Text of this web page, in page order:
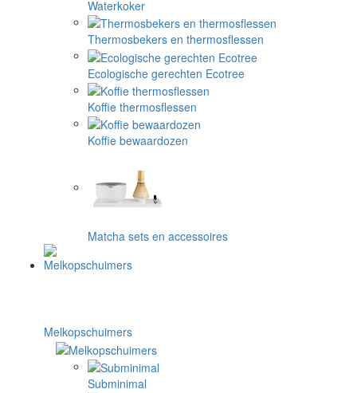
Waterkoker
Thermosbekers en thermosflessen
Ecologische gerechten Ecotree
Koffie thermosflessen
Koffie bewaardozen
Matcha sets en accessoires
Melkopschuimers
Subminimal